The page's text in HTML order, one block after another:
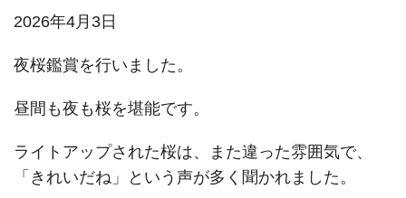
2026年4月3日
夜桜鑑賞を行いました。
昼間も夜も桜を堪能です。
ライトアップされた桜は、また違った雰囲気で、
「きれいだね」という声が多く聞かれました。